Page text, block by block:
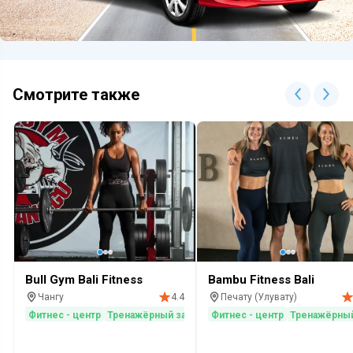
Смотрите также
Bull Gym Bali Fitness
Чангу
4.4
Фитнес - центр Тренажёрный зал
Bambu Fitness Bali
Печату (Улувату)
Фитнес - центр